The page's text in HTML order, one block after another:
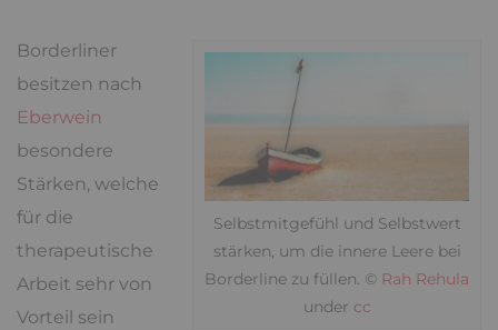
Selbstmitgefühl und Selbstwert
stärken, um die innere Leere bei
Borderline zu füllen. © Rah Rehula
under cc
Borderliner
besitzen nach
Eberwein
besondere
Stärken, welche
für die
therapeutische
Arbeit sehr von
Vorteil sein